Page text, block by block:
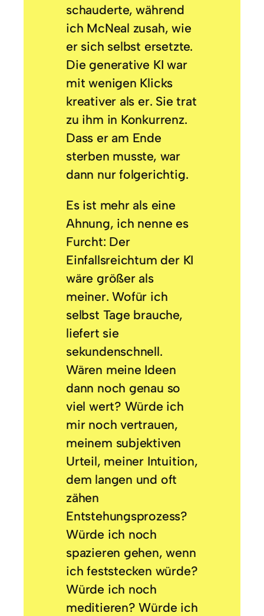
schauderte, während
ich McNeal zusah, wie
er sich selbst ersetzte.
Die generative KI war
mit wenigen Klicks
kreativer als er. Sie trat
zu ihm in Konkurrenz.
Dass er am Ende
sterben musste, war
dann nur folgerichtig.
Es ist mehr als eine
Ahnung, ich nenne es
Furcht: Der
Einfallsreichtum der KI
wäre größer als
meiner. Wofür ich
selbst Tage brauche,
liefert sie
sekundenschnell.
Wären meine Ideen
dann noch genau so
viel wert? Würde ich
mir noch vertrauen,
meinem subjektiven
Urteil, meiner Intuition,
dem langen und oft
zähen
Entstehungsprozess?
Würde ich noch
spazieren gehen, wenn
ich feststecken würde?
Würde ich noch
meditieren? Würde ich